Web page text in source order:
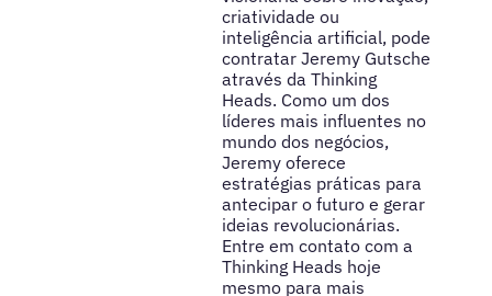
criatividade ou
inteligência artificial, pode
contratar Jeremy Gutsche
através da Thinking
Heads. Como um dos
líderes mais influentes no
mundo dos negócios,
Jeremy oferece
estratégias práticas para
antecipar o futuro e gerar
ideias revolucionárias.
Entre em contato com a
Thinking Heads hoje
mesmo para mais